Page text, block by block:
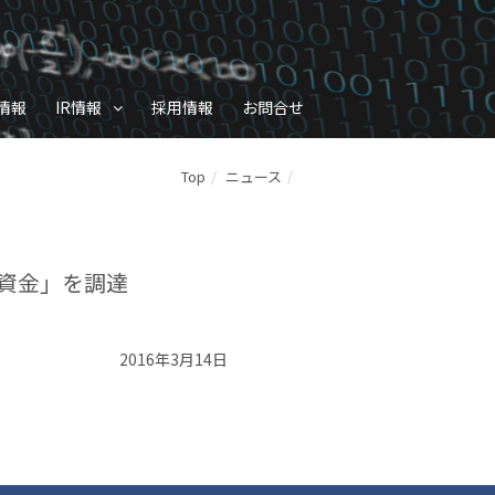
報 IR情報 採用情報 お問合せ
Top ニュース
金」を調達
2016年3月14日